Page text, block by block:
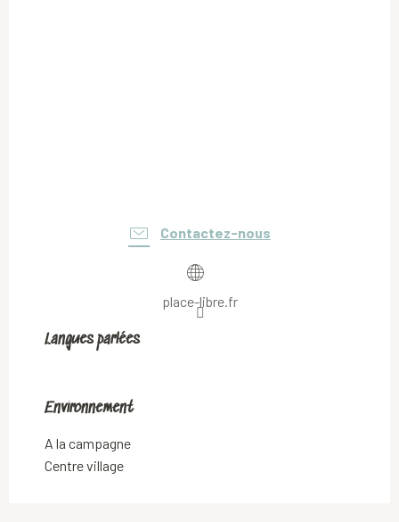
Contactez-nous
place-libre.fr
Langues parlées
Langues parlées
Environnement
Environnement
A la campagne
Centre village